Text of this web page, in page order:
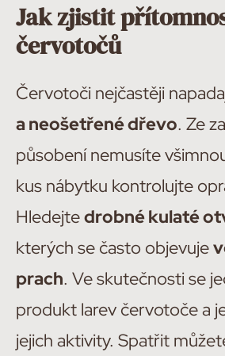
Jak zjistit
červotočů
Červotoči nejčastěji
a neošetřené dřevo. Ze
působení nemusíte
kus nábytku kontrolujte
Hledejtedrobné kulaté
kterých se často objevuje
prach. Ve skutečnosti se
produkt larev červotoče a
jejich aktivity. Spatřit